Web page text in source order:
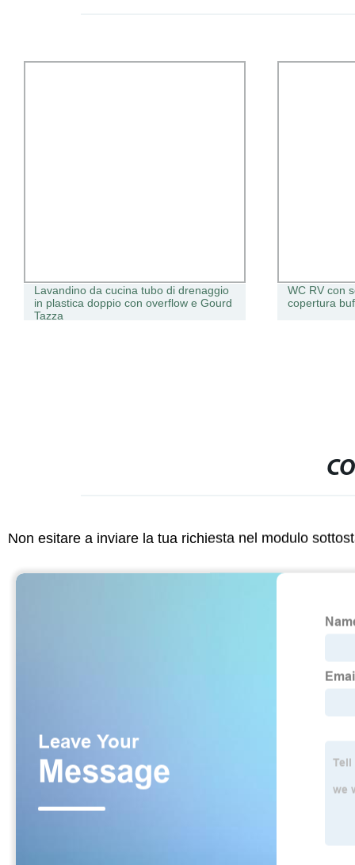
Lavandino da cucina tubo di drenaggio
in plastica doppio con overflow e Gourd
Tazza
WC RV con
copertura
Non esitare a inviare la tua richiesta nel modulo